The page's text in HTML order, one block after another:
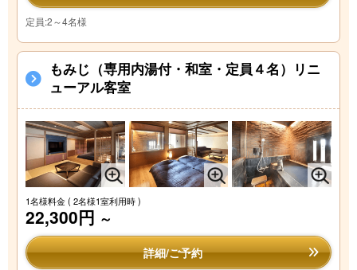
定員:2～4名様
もみじ（専用内湯付・和室・定員４名）リニ
ューアル客室
1名様料金( 2名様1室利用時 )
22,300円 ～
詳細/ご予約